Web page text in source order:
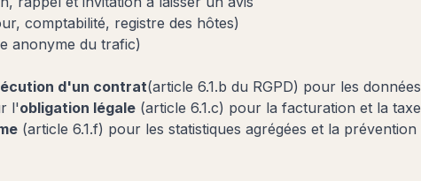
comptabilité, registre des hôtes)
anonyme du trafic)
d'un contrat(article 6.1.b du RGPD) pour les données
l'obligation légale (article 6.1.c) pour la facturation et la taxe
(article 6.1.f) pour les statistiques agrégées et la prévention